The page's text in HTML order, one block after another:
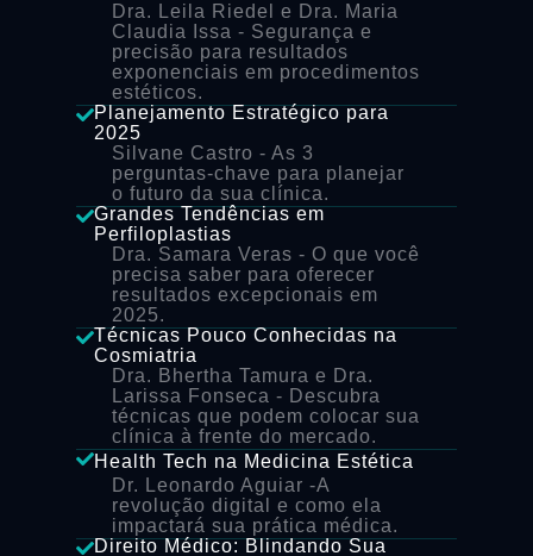
Dra. Leila Riedel e Dra. Maria
Claudia Issa - Segurança e
precisão para resultados
exponenciais em procedimentos
estéticos.
Planejamento Estratégico para
2025
Silvane Castro - As 3
perguntas-chave para planejar
o futuro da sua clínica.
Grandes Tendências em
Perfiloplastias
Dra. Samara Veras - O que você
precisa saber para oferecer
resultados excepcionais em
2025.
Técnicas Pouco Conhecidas na
Cosmiatria
Dra. Bhertha Tamura e Dra.
Larissa Fonseca - Descubra
técnicas que podem colocar sua
clínica à frente do mercado.
Health Tech na Medicina Estética
Dr. Leonardo Aguiar -A
revolução digital e como ela
impactará sua prática médica.
Direito Médico: Blindando Sua